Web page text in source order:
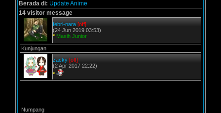
Berada di: Update Anime
14 visitor message
febri-nara [off]
(24 Jun 2019 03:53)
* Masih Junior
Kunjungan
zacky [off]
(2 Apr 2017 22:22)
*
Numpang